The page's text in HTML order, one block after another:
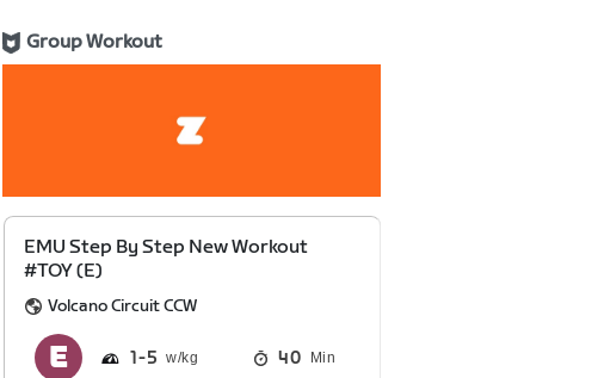
Group Workout
EMU Step By Step New Workout
#TOY (E)
Volcano Circuit CCW
1 5 40 Min